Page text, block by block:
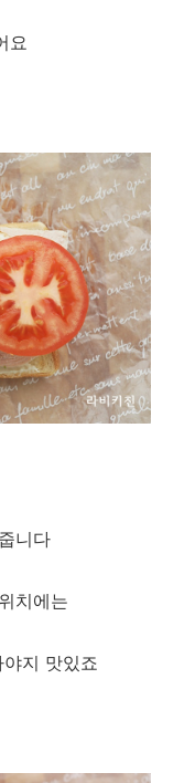
요
니다
치에는
지 맛있죠